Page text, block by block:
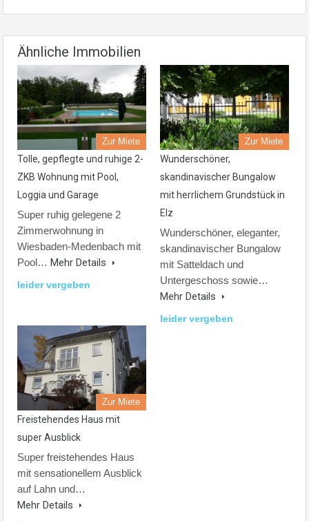
Ähnliche Immobilien
Zur Miete
Tolle, gepflegte und ruhige 2-
ZKB Wohnung mit Pool,
Loggia und Garage
Super ruhig gelegene 2
Zimmerwohnung in
Wiesbaden-Medenbach mit
Pool… Mehr Details
leider vergeben
Zur Miete
Wunderschöner,
skandinavischer Bungalow
mit herrlichem Grundstück in
Elz
Wunderschöner, eleganter,
skandinavischer Bungalow
mit Satteldach und
Untergeschoss sowie…
Mehr Details
leider vergeben
Zur Miete
Freistehendes Haus mit
super Ausblick
Super freistehendes Haus
mit sensationellem Ausblick
auf Lahn und…
Mehr Details